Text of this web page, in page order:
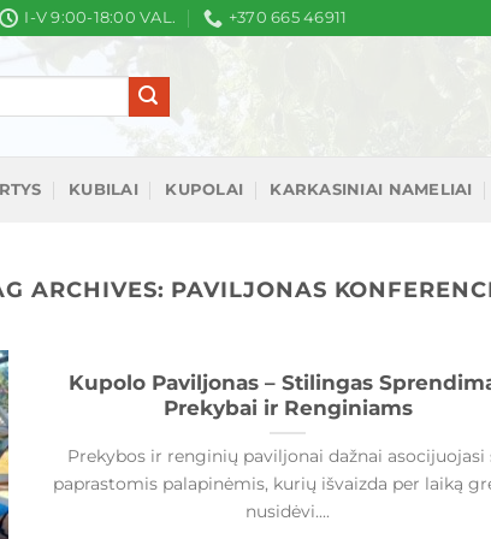
I-V 9:00-18:00 VAL. +370 665 46911
KUBILAI KUPOLAI KARKASINIAI NAMELIAI
ARCHIVES: PAVILJONAS
Kupolo Paviljonas – Stilingas
Prekybai ir Renginiams
Prekybos ir renginių paviljonai dažnai asocijuojasi
paprastomis palapinėmis, kurių išvaizda per laiką
nusidėvi....